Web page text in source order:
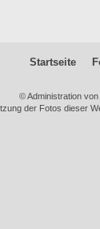
Startseite
© Administration
der Fotos dieser